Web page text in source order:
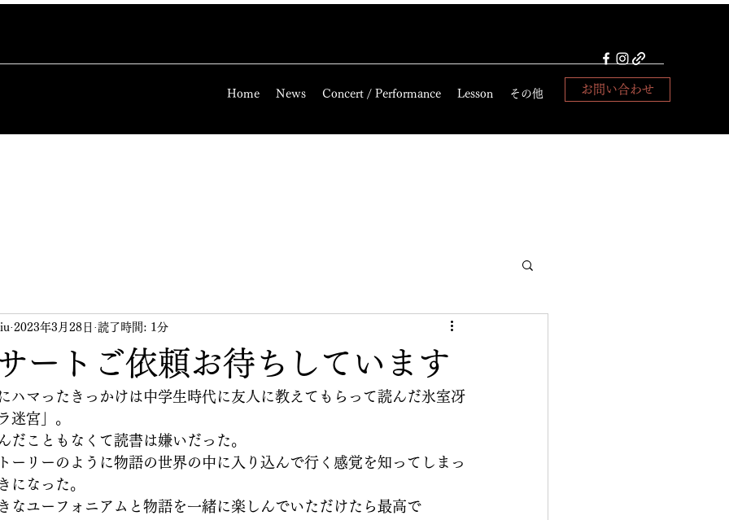
Home News Concert / Performance Lesson その他 お問い合わせ
ートご依頼お待ちしています
2023年3月28日 読了時間: 1分
ハマったきっかけは中学生時代に友人に教えてもらって読んだ氷室冴
迷宮」。
だこともなくて読書は嫌いだった。
ーリーのように物語の世界の中に入り込んで行く感覚を知ってしまっ
になった。
なユーフォニアムと物語を一緒に楽しんでいただけたら最高で